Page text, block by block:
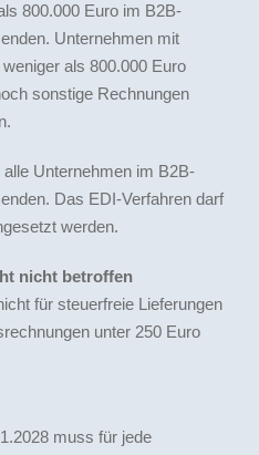
800.000 Euro im B2B-
Unternehmen mit
als 800.000 Euro
sonstige Rechnungen
Unternehmen im B2B-
Das EDI-Verfahren darf
werden.
nicht betroffen
für steuerfreie Lieferungen
unter 250 Euro
muss für jede